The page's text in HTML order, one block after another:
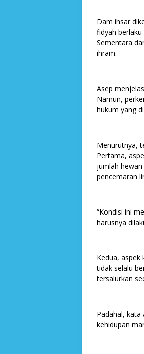
Dam ihsar
fidyah
Sementara
ihram.
Asep
Namun,
hukum yang
Menurutnya,
Pertama,
jumlah
pencemaran
“Kondisi ini
harusnya
Kedua,
tidak selalu
tersalurkan
Padahal, kata
kehidupan